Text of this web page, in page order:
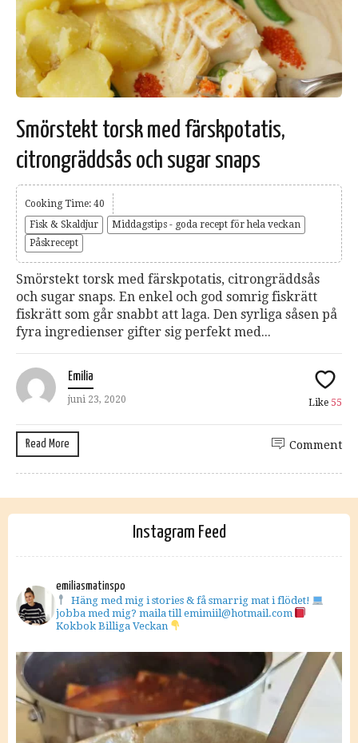
Smörstekt torsk med färskpotatis,
citrongräddsås och sugar snaps
Cooking Time: 40
Fisk & Skaldjur
Middagstips - goda recept för hela veckan
Påskrecept
Smörstekt torsk med färskpotatis, citrongräddsås
och sugar snaps. En enkel och god somrig fiskrätt
fiskrätt som går snabbt att laga. Den syrliga såsen på
fyra ingredienser gifter sig perfekt med...
Emilia
juni 23, 2020 Like 55
Read More Comment
Instagram Feed
emiliasmatinspo
Häng med mig i stories & få smarrig mat i flödet!
jobba med mig? maila till emimiil@hotmail.com
Kokbok Billiga Veckan